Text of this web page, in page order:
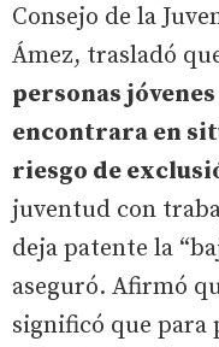
Consejo de la
Ámez, trasladó
personas
encontrara en
riesgo de
juventud con
deja patente la
aseguró. Afirmó
significó que para